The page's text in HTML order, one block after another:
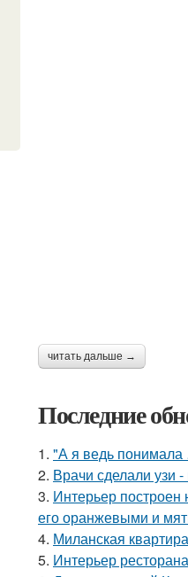
читать дальше →
Последние
1. "А я ведь
2. Врачи сделали узи
3. Интерьер построен
его оранжевыми и
4. Миланская
5. Интерьер